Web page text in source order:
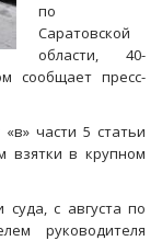
по
Саратовской
области, 40-
сообщает пресс-
части 5 статьи
взятки в крупном
с августа по
руководителя